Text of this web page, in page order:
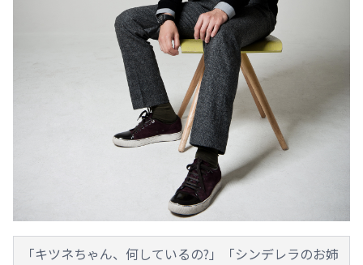
「キツネちゃん、何しているの?」「シンデレラのお姉